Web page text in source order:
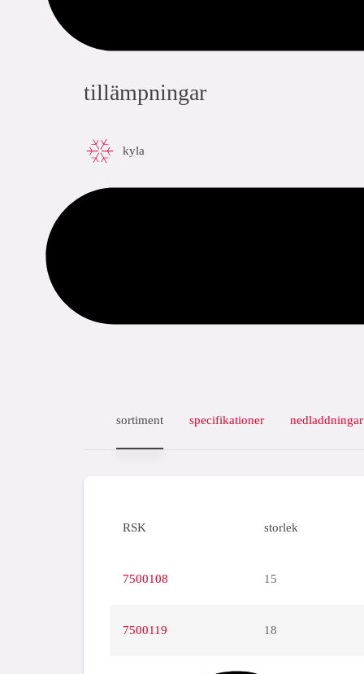
tillämpningar
kyla
sortiment specifikationer nedladdningar
RSK storlek
7500108 15
7500119 18